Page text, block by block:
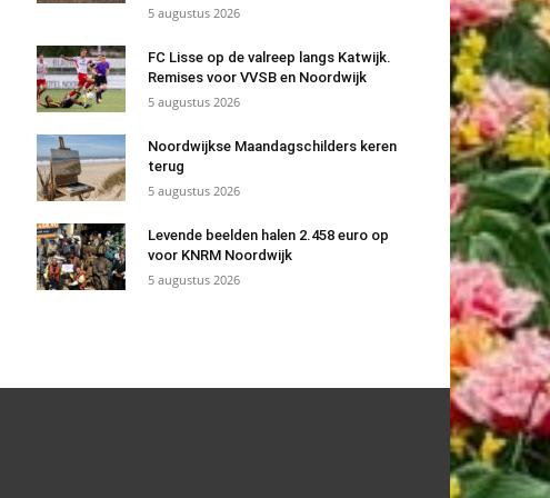
5 augustus 2026
FC Lisse op de valreep langs Katwijk.
Remises voor VVSB en Noordwijk
5 augustus 2026
Noordwijkse Maandagschilders keren
terug
5 augustus 2026
Levende beelden halen 2.458 euro op
voor KNRM Noordwijk
5 augustus 2026